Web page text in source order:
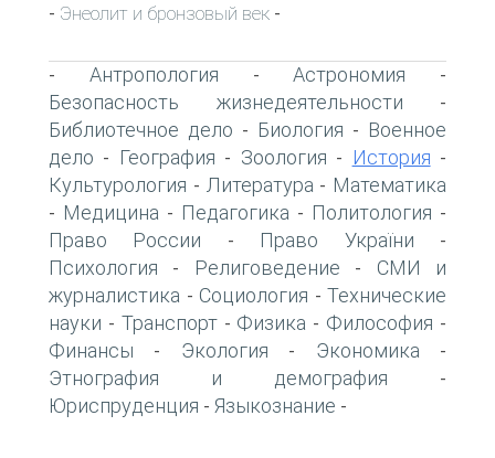
- Энеолит и бронзовый век -
- Антропология -Астрономия -
Безопасность жизнедеятельности -
Библиотечное дело - Биология - Военное
дело - География - Зоология - История -
Культурология - Литература - Математика
- Медицина - Педагогика - Политология -
Право России - Право України -
Психология - Религоведение - СМИ и
журналистика - Социология - Технические
науки - Транспорт- Физика - Философия -
Финансы - Экология - Экономика -
Этнография и демография -
Юриспруденция - Языкознание -